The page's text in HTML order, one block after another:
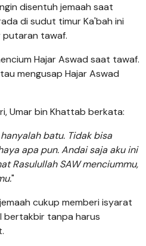
disentuh jemaah saat
di sudut timur Ka'bah ini
putaran tawaf.
Hajar Aswad saat tawaf.
mengusap Hajar Aswad
Umar bin Khattab berkata:
batu. Tidak bisa
apa pun. Andai saja aku ini
Rasulullah SAW menciummu,
"
cukup memberi isyarat
bertakbir tanpa harus